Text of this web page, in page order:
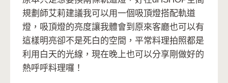
規劃師艾莉建議我可以用一個吸頂燈搭配軌道
燈，吸頂燈的亮度讓我體會到原來客廳也可以有
這樣明亮卻不是死白的空間，平常料理拍照都是
利用白天的光線，現在晚上也可以分享剛做好的
熱呼呼料理囉！